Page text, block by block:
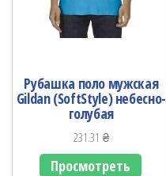
Рубашка поло мужская
Gildan (SoftStyle) небесно-
голубая
231.31 ₴
Просмотреть